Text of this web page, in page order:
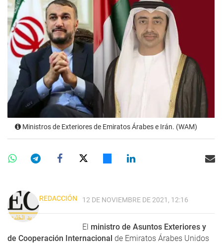
Ministros de Exteriores de Emiratos Árabes e Irán. (WAM)
REDACCIÓN 12 DE NOVIEMBRE DE 2021, 12:16
El ministro de Asuntos Exteriores y
de Cooperación Internacional de Emiratos Árabes Unidos